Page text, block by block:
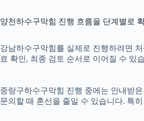
양천하수구막힘 진행 흐름을 단계별로
강남하수구막힘를 실제로 진행하려면
료 확인, 최종 검토 순서로 이어질 수 있
중랑구하수구막힘 진행 중에는 안내받
문의할 때 혼선을 줄일 수 있습니다. 특